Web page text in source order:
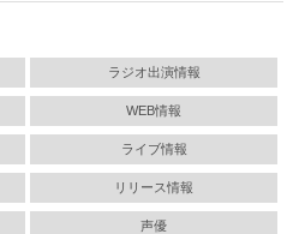
ラジオ出演情報
WEB情報
ライブ情報
リリース情報
声優